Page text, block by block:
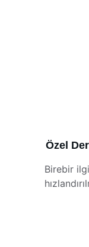
Birebir
Özel